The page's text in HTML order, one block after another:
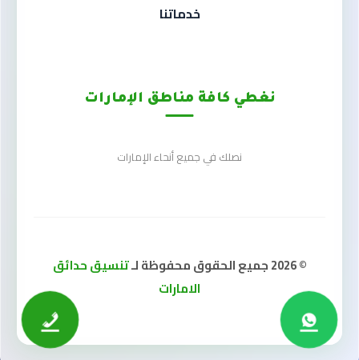
خدماتنا
نغطي كافة مناطق الإمارات
نصلك في جميع أنحاء الإمارات
© 2026 جميع الحقوق محفوظة لـ
تنسيق حدائق
الامارات